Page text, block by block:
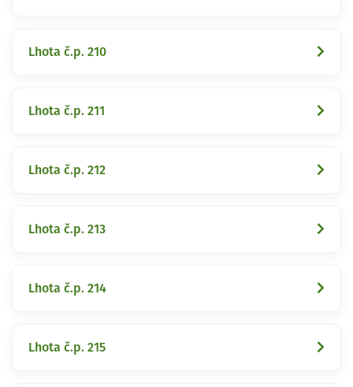
Lhota č.p. 210
Lhota č.p. 211
Lhota č.p. 212
Lhota č.p. 213
Lhota č.p. 214
Lhota č.p. 215